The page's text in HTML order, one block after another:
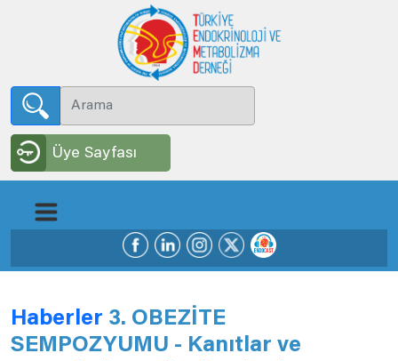
Üye Sayfası
Haberler 3. OBEZİTE
SEMPOZYUMU - Kanıtlar ve